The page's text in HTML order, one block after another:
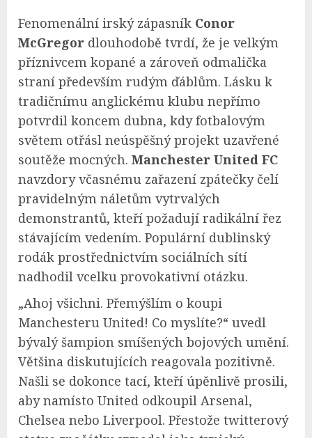
Fenomenální irský zápasník Conor
McGregor dlouhodobě tvrdí, že je velkým
příznivcem kopané a zároveň odmalička
straní především rudým ďáblům. Lásku k
tradičnímu anglickému klubu nepřímo
potvrdil koncem dubna, kdy fotbalovým
světem otřásl neúspěšný projekt uzavřené
soutěže mocných. Manchester United FC
navzdory včasnému zařazení zpátečky čelí
pravidelným náletům vytrvalých
demonstrantů, kteří požadují radikální řez
stávajícím vedením. Populární dublinský
rodák prostřednictvím sociálních sítí
nadhodil vcelku provokativní otázku.
„Ahoj všichni. Přemýšlím o koupi
Manchesteru United! Co myslíte?“ uvedl
bývalý šampion smíšených bojových umění.
Většina diskutujících reagovala pozitivně.
Našli se dokonce tací, kteří úpěnlivě prosili,
aby namísto United odkoupil Arsenal,
Chelsea nebo Liverpool. Přestože twitterový